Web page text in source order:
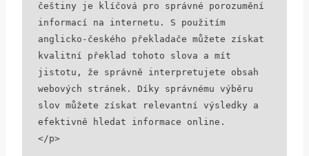
češtiny je klíčová pro správné porozumění
informací na internetu. S použitím
anglicko-českého překladače můžete získat
kvalitní překlad tohoto slova a mít
jistotu, že správně interpretujete obsah
webových stránek. Díky správnému výběru
slov můžete získat relevantní výsledky a
efektivně hledat informace online.
</p>